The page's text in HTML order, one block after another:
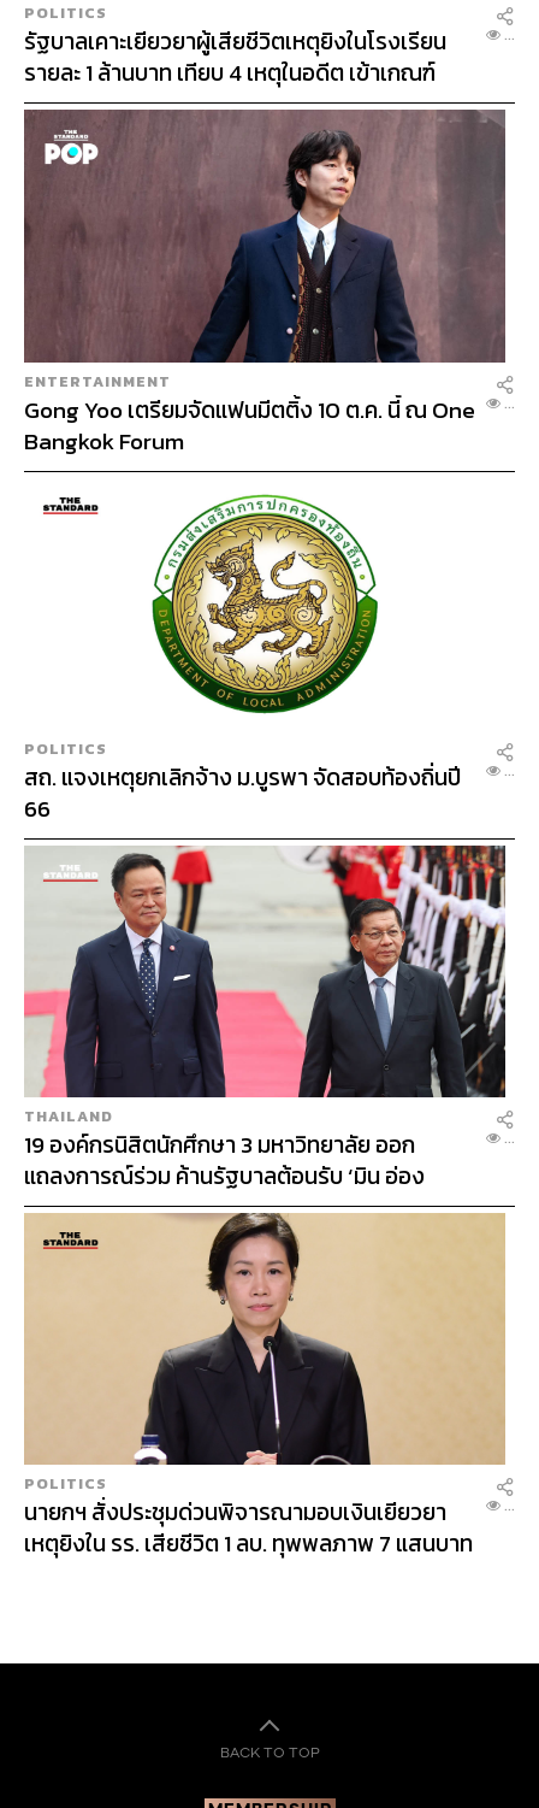
POLITICS
รัฐบาลเคาะเยียวยาผู้เสียชีวิตเหตุยิงในโรงเรียน
รายละ 1 ล้านบาท เทียบ 4 เหตุในอดีต เข้าเกณฑ์
สาธารณภัย พร้อมเร่งจ่ายโดยเร็ว
...
ENTERTAINMENT
Gong Yoo เตรียมจัดแฟนมีตติ้ง 10 ต.ค. นี้ ณ One
Bangkok Forum
...
POLITICS
สถ. แจงเหตุยกเลิกจ้าง ม.บูรพา จัดสอบท้องถิ่นปี
66
...
THAILAND
19 องค์กรนิสิตนักศึกษา 3 มหาวิทยาลัย ออก
แถลงการณ์ร่วม ค้านรัฐบาลต้อนรับ ‘มิน อ่อง
หล่าย’
...
POLITICS
นายกฯ สั่งประชุมด่วนพิจารณามอบเงินเยียวยา
เหตุยิงใน รร. เสียชีวิต 1 ลบ. ทุพพลภาพ 7 แสนบาท
...
BACK TO TOP